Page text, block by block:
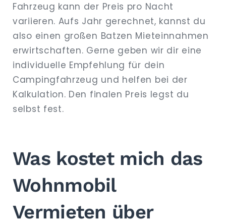
Fahrzeug kann der Preis pro Nacht
variieren. Aufs Jahr gerechnet, kannst du
also einen großen Batzen Mieteinnahmen
erwirtschaften. Gerne geben wir dir eine
individuelle Empfehlung für dein
Campingfahrzeug und helfen bei der
Kalkulation. Den finalen Preis legst du
selbst fest.
Was kostet mich das
Wohnmobil
Vermieten über